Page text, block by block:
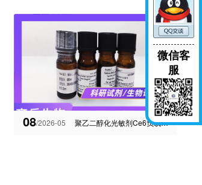
08/2026-05 聚乙二醇化光敏剂Ce6负载CaCO3、蛋白、糖、科研、磷脂、纳米材料
微信客
服